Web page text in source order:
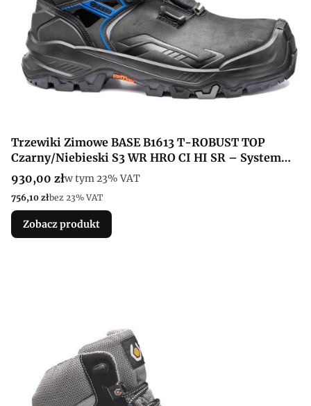
Trzewiki Zimowe BASE B1613 T-ROBUST TOP
Czarny/Niebieski S3 WR HRO CI HI SR – System
BOA®, Ocieplenie Primaloft® i Technologia
Fortrex
Cena brutto
930,00 złw tym %s VAT
w tym23% VAT
Cena netto
756,10 złbez 23% VAT
Zobacz produkt